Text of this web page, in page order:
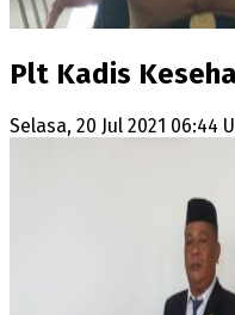
Plt Kadis
Selasa, 20 Jul 2021 06:44